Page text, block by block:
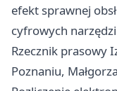
efekt sprawnej
cyfrowych
Rzecznik prasowy
Poznaniu,